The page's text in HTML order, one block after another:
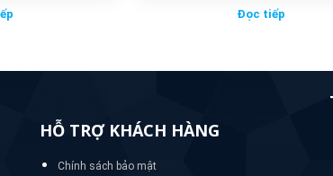
Đọc tiếp
HỖ TRỢ KHÁCH HÀNG
Chính sách bảo mật